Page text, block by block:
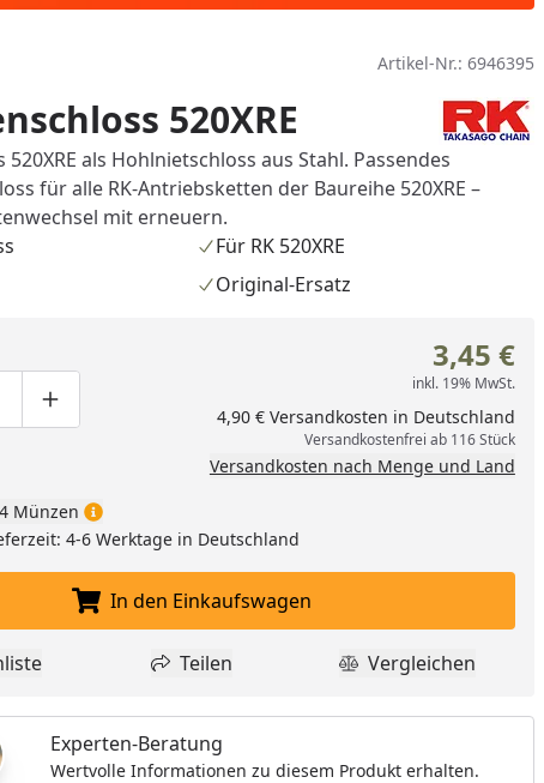
Artikel-Nr.: 6946395
520XRE
520XRE als Hohlnietschloss aus Stahl. Passendes
für alle RK-Antriebsketten der Baureihe 520XRE –
mit erneuern.
Für RK 520XRE
Original-Ersatz
um eins verringern
manuell eingeben
Produktmenge um eins erhöhen
3,45 €
inkl. 19% MwSt.
4,90 € Versandkosten in Deutschland
Versandkostenfrei ab 116 Stück
Versandkosten nach Menge und Land
Münzen
4-6 Werktage in Deutschland
In den Einkaufswagen legen
In den Einkaufswagen
zur Wunschliste hinzufügen
Teilen
Teilen Produkt
Vergleichen
Experten-Beratung
Wertvolle Informationen zu diesem Produkt erhalten.